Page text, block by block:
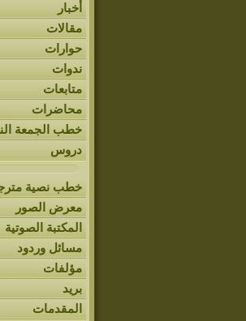
أخبار
مقالات
حوارات
ندوات
متابعات
محاضرات
خطب الجمعة
دروس
خطب نصية
معرض الصور
المكتبة الصوتية
مسائل وردود
مؤلفات
بريد
المقدمات